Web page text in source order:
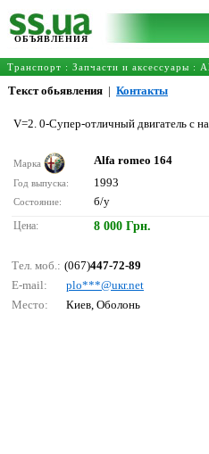
ОБЪЯВЛЕНИЯ
Транспорт : Запчасти и аксессуары :
Текст обьявления | Контакты
V=2. 0-Супер-отличный двигатель с
Марка Alfa romeo 164
Год выпуска: 1993
Состояние: б/у
Цена: 8 000 Грн.
Тел. моб.: (067)447-72-89
E-mail:
рlо***@uкr.nеt
Место:
Киев, Оболонь